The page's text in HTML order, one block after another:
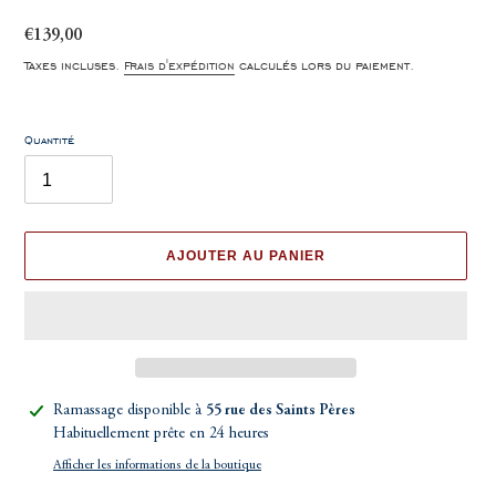
Prix
normal
€139,00
Taxes incluses. Frais d'expédition calculés lors du paiement.
Quantité
AJOUTER AU PANIER
Ajout
produit
Ramassage disponible à 55 rue des Saints Pères
Habituellement prête en 24 heures
Afficher les informations de la boutique